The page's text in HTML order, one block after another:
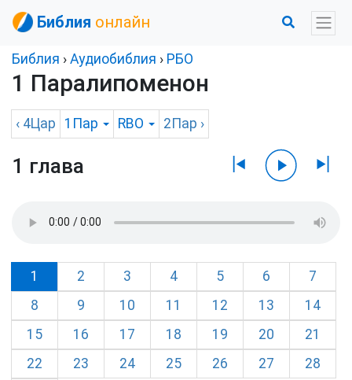
Библия онлайн
Библия › Аудиобиблия › РБО
1 Паралипоменон
‹ 4Цар 1Пар RBO 2Пар ›
1 глава
1 2 3 4 5 6
7
8
9 10 11 12 13
14
15
16 17 18 19 20
21
22
23 24 25 26 27
28